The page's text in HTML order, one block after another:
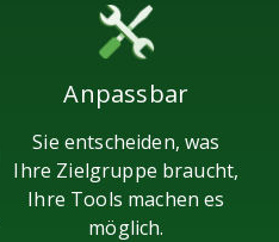
Anpassbar
Sie entscheiden, was
Ihre Zielgruppe braucht,
Ihre Tools machen es
möglich.